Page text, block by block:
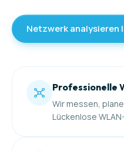
Netzwerk analysieren
Professionelle
Wir messen,
Lückenlose